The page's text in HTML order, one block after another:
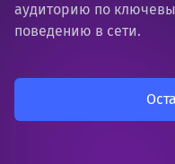
аудиторию по
поведению в сети.